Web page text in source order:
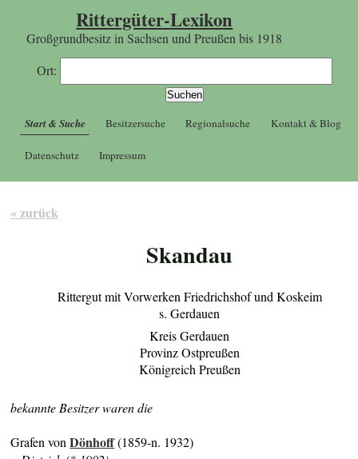
Rittergüter-Lexikon
Großgrundbesitz in Sachsen und Preußen bis 1918
Ort:
Start & Suche Besitzersuche Regionalsuche Kontakt & Blog
Datenschutz Impressum
« zurück
Skandau
Rittergut mit Vorwerken Friedrichshof und Koskeim
s. Gerdauen
Kreis Gerdauen
Provinz Ostpreußen
Königreich Preußen
bekannte Besitzer waren die
Grafen vonDönhoff(1859-n. 1932)